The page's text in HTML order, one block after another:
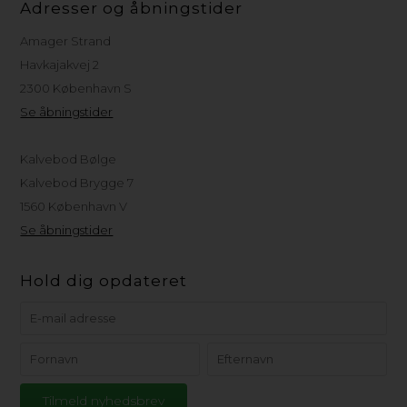
Adresser og åbningstider
Amager Strand
Havkajakvej 2
2300 København S
Se åbningstider
Kalvebod Bølge
Kalvebod Brygge 7
1560 København V
Se åbningstider
Hold dig opdateret